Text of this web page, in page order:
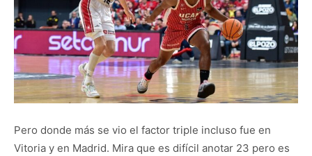
Pero donde más se vio el factor triple incluso fue en
Vitoria y en Madrid. Mira que es difícil anotar 23 pero es